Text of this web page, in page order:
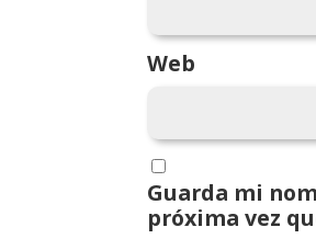
Web
Guarda mi
próxima vez